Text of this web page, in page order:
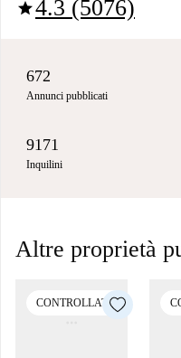
star4.3 (5076)
672
Annunci pubblicati
9171
Inquilini
Altre proprietà
CONTROLLATO